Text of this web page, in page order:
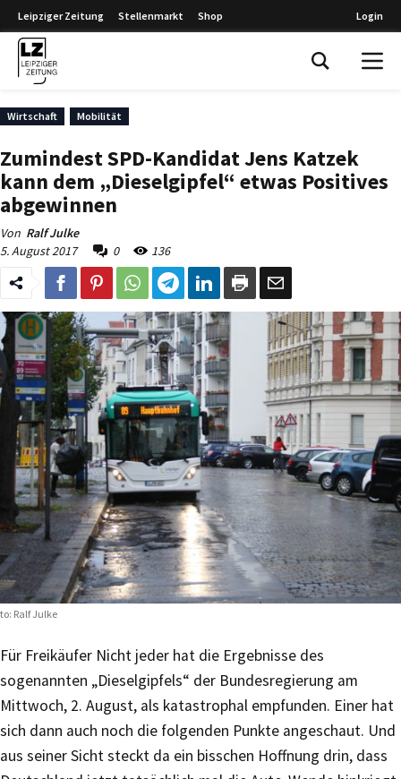
Leipziger Zeitung Stellenmarkt Shop Login
Wirtschaft Mobilität
Zumindest SPD-Kandidat Jens Katzek
kann dem „Dieselgipfel“ etwas Positives
abgewinnen
Von Ralf Julke
5. August 2017
0 136
Ralf Julke
Für Freikäufer Nicht jeder hat die Ergebnisse des
sogenannten „Dieselgipfels“ der Bundesregierung am
Mittwoch, 2. August, als katastrophal empfunden. Einer hat
sich dann auch noch die folgenden Punkte angeschaut. Und
aus seiner Sicht steckt da ein bisschen Hoffnung drin, dass